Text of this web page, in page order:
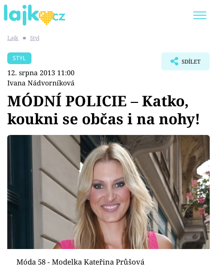
SHOPAHOLICADEL
Témata
Showbyznys
Youtubeři
Virály
Sex a vztahy
Lajk ■ Styl
STYL
12. srpna 2013 11:00
Ivana Nádvorníková
SDÍLET
MÓDNÍ POLICIE – Katko,
koukni se občas i na nohy!
Móda 58 - Modelka Kateřina Průšová